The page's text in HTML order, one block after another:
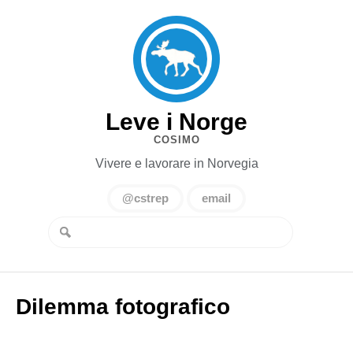
Leve i Norge
COSIMO
Vivere e lavorare in Norvegia
@cstrep email
Dilemma fotografico